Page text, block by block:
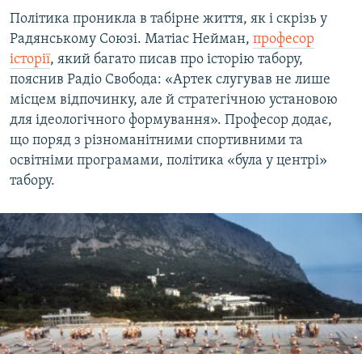
Політика проникла в табірне життя, як і скрізь у
Радянському Союзі. Матіас Нейман, професор
історії, який багато писав про історію табору,
пояснив Радіо Свобода: «Артек слугував не лише
місцем відпочинку, але й стратегічною установою
для ідеологічного формування». Професор додає,
що поряд з різноманітними спортивними та
освітніми програмами, політика «була у центрі»
табору.